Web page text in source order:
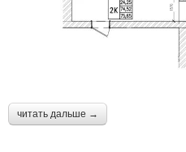
читать дальше →